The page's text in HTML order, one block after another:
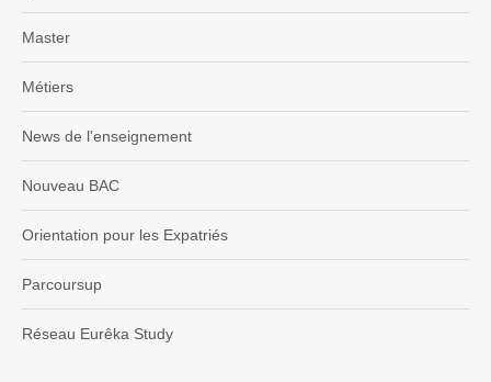
Master
Métiers
News de l'enseignement
Nouveau BAC
Orientation pour les Expatriés
Parcoursup
Réseau Eurêka Study